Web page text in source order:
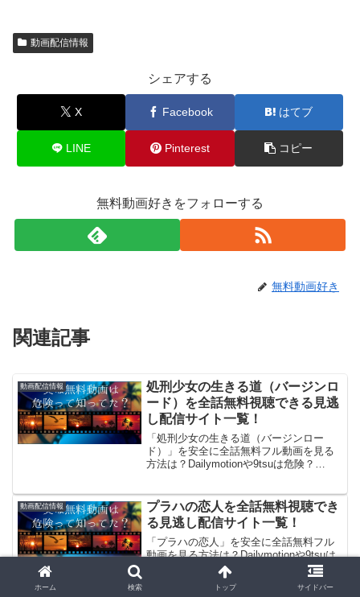
動画配信情報
シェアする
X Facebook はてブ
LINE Pinterest コピー
無料動画好きをフォローする
無料動画好き
関連記事
動画配信情報
処刑少女の生きる道（バージンロ
ード）を全話無料視聴できる見逃
し配信サイト一覧！
「処刑少女の生きる道（バージンロー
ド）」を安全に全話無料フル動画を見る
方法は？Dailymotionや9tsuは危険？
るよ！(/・ω・)/。GYAO!やパン...
動画配信情報
プラハの恋人を全話無料視聴でき
る見逃し配信サイト一覧！
「プラハの恋人」を安全に全話無料フル
動画を見る方法は？Dailymotionや9tsuは
危険？2026/04/22 「プラハの恋人無料で
見た～い！」。見れるよ！(/・ω・)/。
GYAO!やパンドラはサービス終了、
ホーム 検索 トップ サイドバー